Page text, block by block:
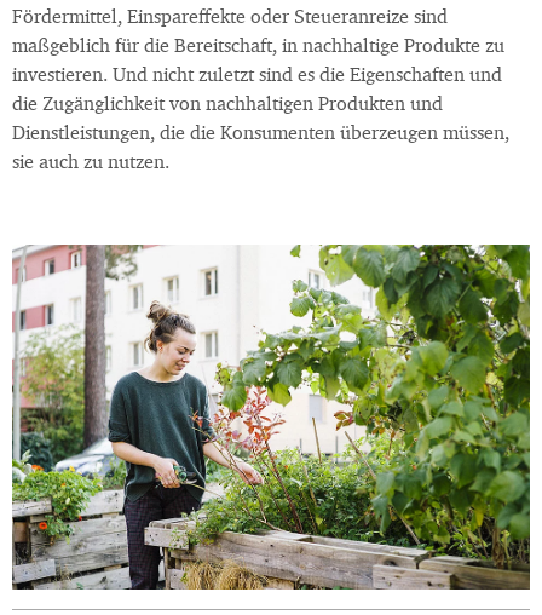
Fördermittel, Einspareffekte oder Steueranreize sind
maßgeblich für die Bereitschaft, in nachhaltige Produkte zu
investieren. Und nicht zuletzt sind es die Eigenschaften und
die Zugänglichkeit von nachhaltigen Produkten und
Dienstleistungen, die die Konsumenten überzeugen müssen,
sie auch zu nutzen.